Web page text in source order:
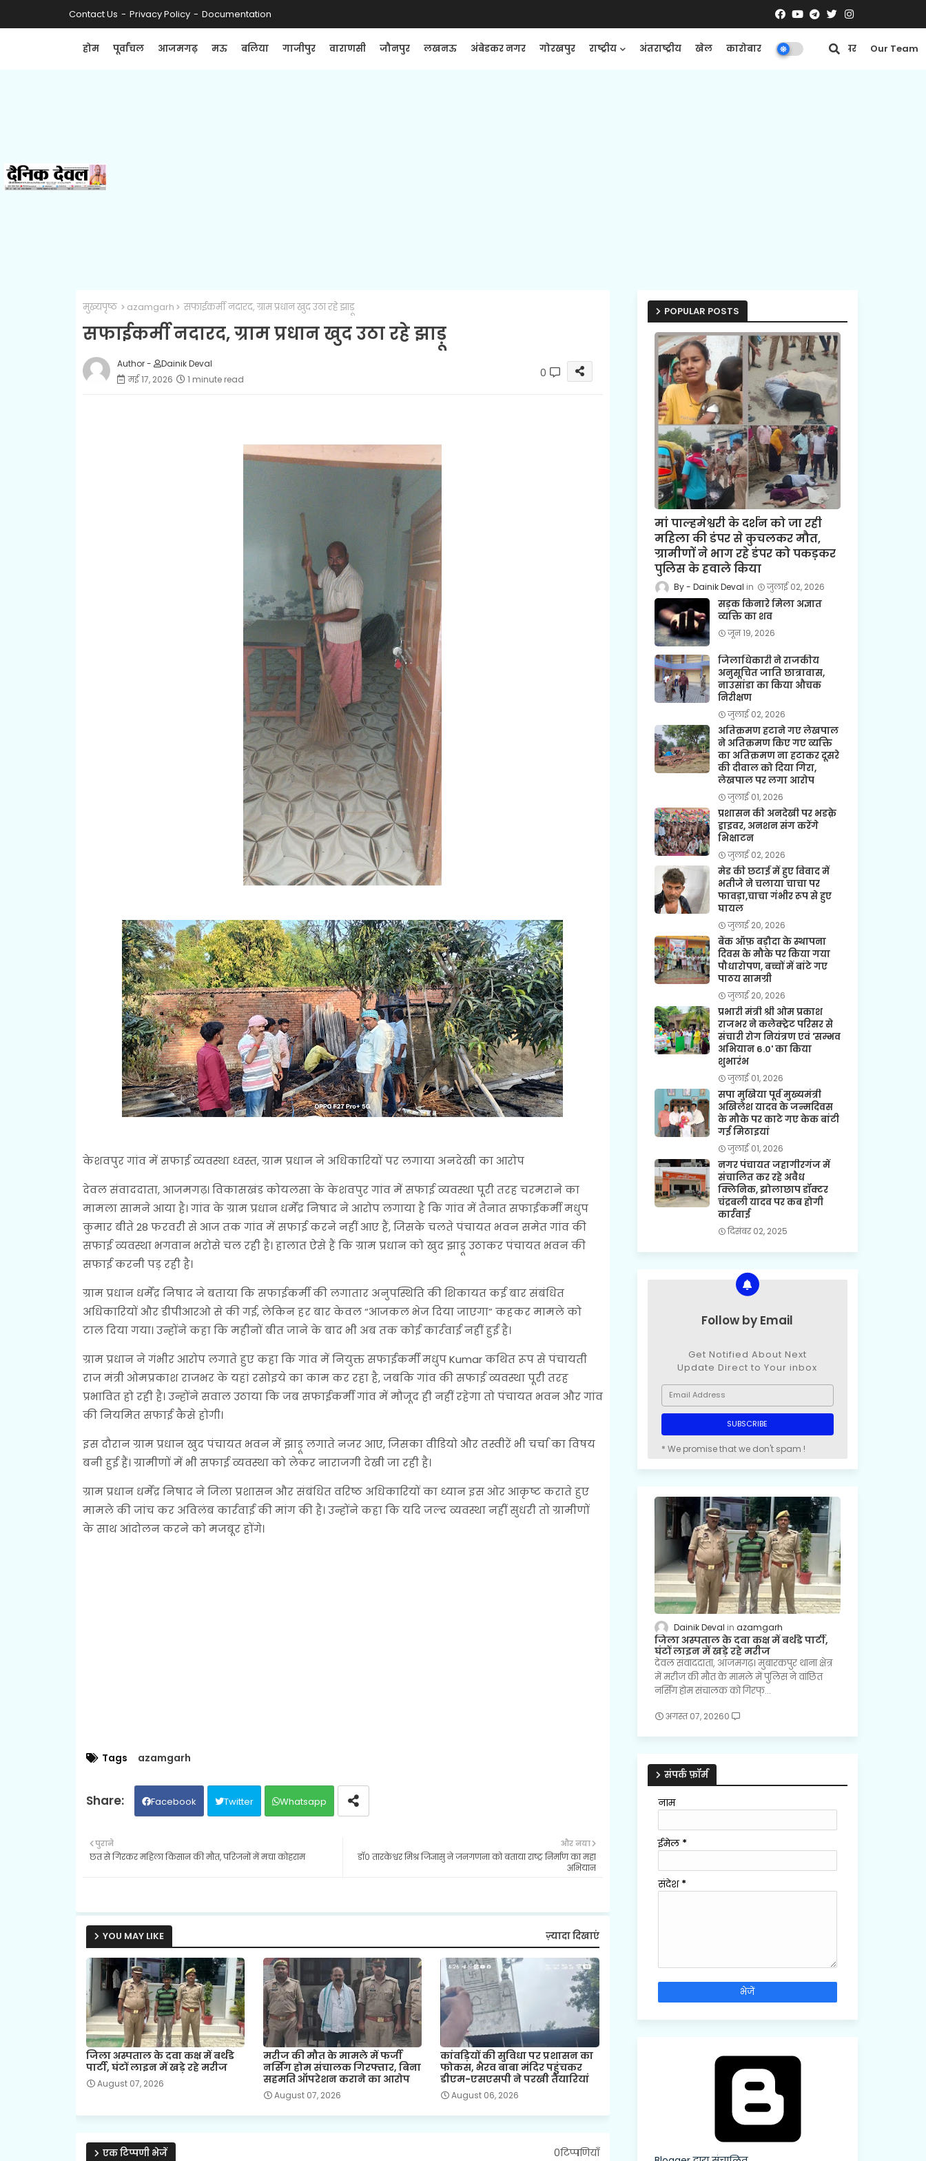
Contact Us Privacy Policy Documentation
होम पूर्वांचल आजमगढ़ मऊ बलिया गाजीपुर वाराणसी जौनपुर लखनऊ अंबेडकर नगर गोरखपुर राष्ट्रीय अंतराष्ट्रीय खेल कारोबार मनोरंजन ई-पेपर Our Team
मुख्यपृष्ठ azamgarh सफाईकर्मी नदारद, ग्राम प्रधान खुद उठा रहे झाड़ू
सफाईकर्मी नदारद, ग्राम प्रधान खुद उठा रहे झाड़ू
Author -
Dainik Deval
मई 17, 2026
1 minute read 0
केशवपुर गांव में सफाई व्यवस्था ध्वस्त, ग्राम प्रधान ने अधिकारियों पर लगाया अनदेखी का आरोप
देवल संवाददाता, आजमगढ़। विकासखंड कोयलसा के केशवपुर गांव में सफाई व्यवस्था पूरी तरह चरमराने का
मामला सामने आया है। गांव के ग्राम प्रधान धर्मेंद्र निषाद ने आरोप लगाया है कि गांव में तैनात सफाईकर्मी मधुप
कुमार बीते 28 फरवरी से आज तक गांव में सफाई करने नहीं आए हैं, जिसके चलते पंचायत भवन समेत गांव की
सफाई व्यवस्था भगवान भरोसे चल रही है। हालात ऐसे हैं कि ग्राम प्रधान को खुद झाड़ू उठाकर पंचायत भवन की
सफाई करनी पड़ रही है।
ग्राम प्रधान धर्मेंद्र निषाद ने बताया कि सफाईकर्मी की लगातार अनुपस्थिति की शिकायत कई बार संबंधित
अधिकारियों और डीपीआरओ से की गई, लेकिन हर बार केवल “आजकल भेज दिया जाएगा” कहकर मामले को
टाल दिया गया। उन्होंने कहा कि महीनों बीत जाने के बाद भी अब तक कोई कार्रवाई नहीं हुई है।
ग्राम प्रधान ने गंभीर आरोप लगाते हुए कहा कि गांव में नियुक्त सफाईकर्मी मधुप Kumar कथित रूप से पंचायती
राज मंत्री ओमप्रकाश राजभर के यहां रसोइये का काम कर रहा है, जबकि गांव की सफाई व्यवस्था पूरी तरह
प्रभावित हो रही है। उन्होंने सवाल उठाया कि जब सफाईकर्मी गांव में मौजूद ही नहीं रहेगा तो पंचायत भवन और गांव
की नियमित सफाई कैसे होगी।
इस दौरान ग्राम प्रधान खुद पंचायत भवन में झाड़ू लगाते नजर आए, जिसका वीडियो और तस्वीरें भी चर्चा का विषय
बनी हुई हैं। ग्रामीणों में भी सफाई व्यवस्था को लेकर नाराजगी देखी जा रही है।
ग्राम प्रधान धर्मेंद्र निषाद ने जिला प्रशासन और संबंधित वरिष्ठ अधिकारियों का ध्यान इस ओर आकृष्ट कराते हुए
मामले की जांच कर अविलंब कार्रवाई की मांग की है। उन्होंने कहा कि यदि जल्द व्यवस्था नहीं सुधरी तो ग्रामीणों
के साथ आंदोलन करने को मजबूर होंगे।
Tags azamgarh
Facebook Twitter Whatsapp
और नया
डॉ० तारकेश्वर मिश्र जिज्ञासु ने जनगणना को बताया राष्ट्र निर्माण का महा
अभियान
पुराने
छत से गिरकर महिला किसान की मौत, परिजनों में मचा कोहराम
YOU MAY LIKE ज़्यादा दिखाएं
जिला अस्पताल के दवा कक्ष में बर्थडे
पार्टी, घंटों लाइन में खड़े रहे मरीज
August 07, 2026
मरीज की मौत के मामले में फर्जी
नर्सिंग होम संचालक गिरफ्तार, बिना
सहमति ऑपरेशन कराने का आरोप
August 07, 2026
कांवड़ियों की सुविधा पर प्रशासन का
फोकस, भैरव बाबा मंदिर पहुंचकर
डीएम-एसएसपी ने परखी तैयारियां
August 06, 2026
एक टिप्पणी भेजें 0टिप्पणियाँ
POPULAR POSTS
मां पाल्हमेश्वरी के दर्शन को जा रही
महिला की डंपर से कुचलकर मौत,
ग्रामीणों ने भाग रहे डंपर को पकड़कर
पुलिस के हवाले किया
Dainik Deval जुलाई 02, 2026
सड़क किनारे मिला अज्ञात
व्यक्ति का शव
जून 19, 2026
जिलाधिकारी ने राजकीय
अनुसूचित जाति छात्रावास,
नाउसांडा का किया औचक
निरीक्षण
जुलाई 02, 2026
अतिक्रमण हटाने गए लेखपाल
ने अतिक्रमण किए गए व्यक्ति
का अतिक्रमण ना हटाकर दूसरे
की दीवाल को दिया गिरा,
लेखपाल पर लगा आरोप
जुलाई 01, 2026
प्रशासन की अनदेखी पर भडक़े
ड्राइवर, अनशन संग करेंगे
भिक्षाटन
जुलाई 02, 2026
मेड की छटाई में हुए विवाद में
भतीजे ने चलाया चाचा पर
फावड़ा,चाचा गंभीर रूप से हुए
घायल
जुलाई 20, 2026
बैंक ऑफ़ बड़ौदा के स्थापना
दिवस के मौके पर किया गया
पौधारोपण, बच्चों में बांटे गए
पाठय सामग्री
जुलाई 20, 2026
प्रभारी मंत्री श्री ओम प्रकाश
राजभर ने कलेक्ट्रेट परिसर से
संचारी रोग नियंत्रण एवं 'सम्भव
अभियान 6.0' का किया
शुभारंभ
जुलाई 01, 2026
सपा मुखिया पूर्व मुख्यमंत्री
अखिलेश यादव के जन्मदिवस
के मौके पर काटे गए केक बांटी
गई मिठाइयां
जुलाई 01, 2026
नगर पंचायत जहागीरगंज में
संचालित कर रहे अवैध
क्लिनिक, झोलाछाप डॉक्टर
चंद्रबली यादव पर कब होगी
कार्रवाई
दिसंबर 02, 2025
Follow by Email
Get Notified About Next
Update Direct to Your inbox
* We promise that we don't spam !
Dainik Deval azamgarh
जिला अस्पताल के दवा कक्ष में बर्थडे पार्टी,
घंटों लाइन में खड़े रहे मरीज
देवल संवाददाता, आजमगढ़। मुबारकपुर थाना क्षेत्र
में मरीज की मौत के मामले में पुलिस ने वांछित
नर्सिंग होम संचालक को गिरफ्…
अगस्त 07, 20260
संपर्क फ़ॉर्म
नाम
ईमेल *
संदेश *